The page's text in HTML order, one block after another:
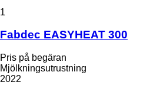
1
Fabdec EASYHEAT 300
Pris på begäran
Mjölkningsutrustning
2022